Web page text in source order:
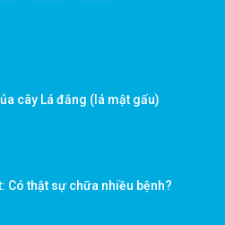
cây Lá đắng (lá mật gấu)
Có thật sự chữa nhiều bệnh?